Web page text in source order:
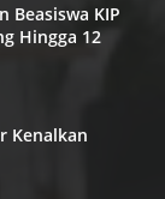
Beasiswa KIP
Hingga 12
Kenalkan